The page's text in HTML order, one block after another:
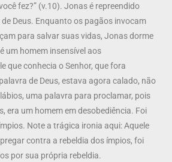
fez?” (v.10). Jonas é repreendido
Deus. Enquanto os pagãos invocam
para salvar suas vidas, Jonas dorme
um homem insensível aos
que conhecia o Senhor, que fora
de Deus, estava agora calado, não
uma palavra para proclamar, pois
era um homem em desobediência. Foi
Note a trágica ironia aqui: Aquele
contra a rebeldia dos ímpios, foi
por sua própria rebeldia.